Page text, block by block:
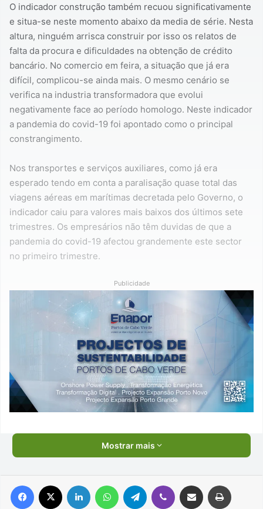
O indicador construção também recuou significativamente
e situa-se neste momento abaixo da media de série. Nesta
altura, ninguém arrisca construir por isso os relatos de
falta da procura e dificuldades na obtenção de crédito
bancário. No comercio em feira, a situação que já era
difícil, complicou-se ainda mais. O mesmo cenário se
verifica na industria transformadora que evolui
negativamente face ao período homologo. Neste indicador
a pandemia do covid-19 foi apontado como o principal
constrangimento.
Nos transportes e serviços auxiliares, como já era
esperado tendo em conta a paralisação quase total das
viagens aéreas em marítimas decretada pelo Governo, o
indicador caiu para valores mais baixos dos últimos sete
trimestres. Os empresários não têm duvidas de que a
pandemia do covid-19 afectou grandemente este sector
no primeiro trimestre.
Publicidade
Mostrar mais
Facebook Linkedin WhatsAppTelegram Viber Compartilhar via e-mail